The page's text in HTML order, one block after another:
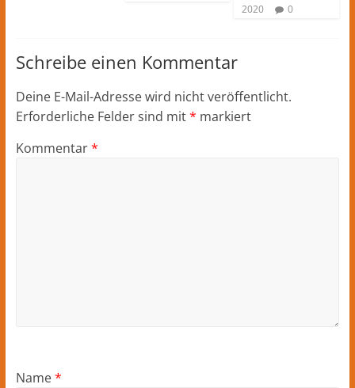
2020 0
Schreibe einen Kommentar
Deine E-Mail-Adresse wird nicht veröffentlicht.
Erforderliche Felder sind mit* markiert
Kommentar*
Name*